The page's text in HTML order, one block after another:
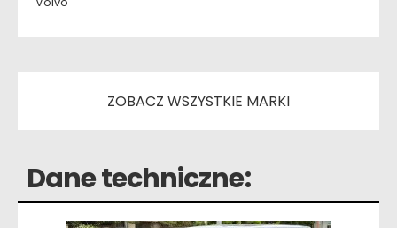
ZOBACZ WSZYSTKIE MARKI
Dane techniczne: